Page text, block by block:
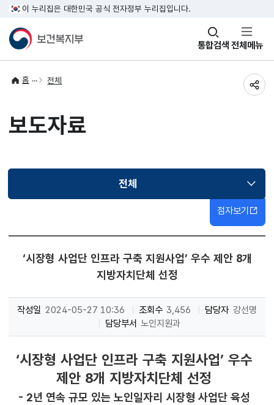
이 누리집은 대한민국 공식 전자정부 누리집입니다.
통합검색
창
열기 전체메뉴
홈 전체
보도자료
전체선택됨
점자보기
‘시장형 사업단 인프라 구축 지원사업’ 우수 제안 8개
지방자치단체 선정
작성일 2024-05-27 10:36 조회수 3,456 담당자 강선명
담당부서 노인지원과
‘시장형 사업단 인프라 구축 지원사업’ 우수
제안 8개 지방자치단체 선정
- 2년 연속 규모 있는 노인일자리 시장형 사업단 육성